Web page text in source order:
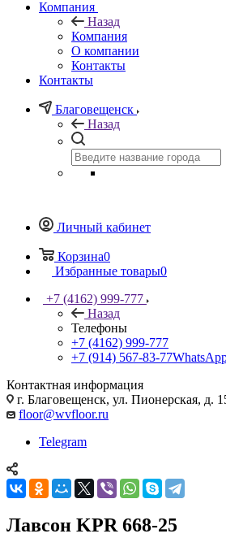
Компания
Назад
Компания
О компании
Контакты
Контакты
Благовещенск
Назад
Личный кабинет
Корзина0
Избранные товары0
+7 (4162) 999-777
Назад
Телефоны
+7 (4162) 999-777
+7 (914) 567-83-77
Контактная информация
г. Благовещенск, ул. Пионерская, д.
floor@wvfloor.ru
Telegram
Лавсон KPR 668-25